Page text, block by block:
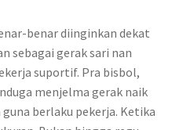
benar diinginkan dekat
sebagai gerak sari nan
suportif. Pra bisbol,
menjelma gerak naik
berlaku pekerja. Ketika